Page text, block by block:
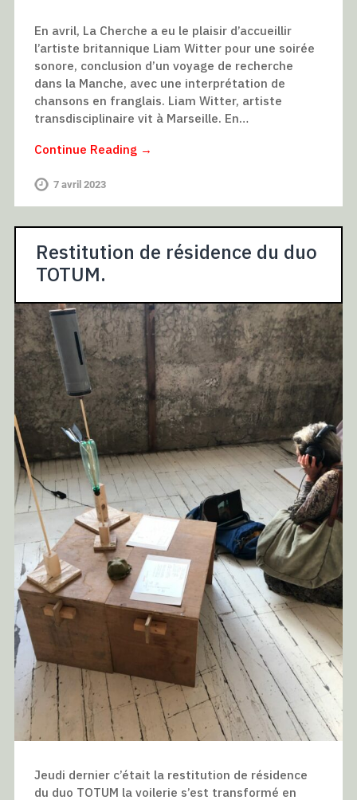
En avril, La Cherche a eu le plaisir d’accueillir
l’artiste britannique Liam Witter pour une soirée
sonore, conclusion d’un voyage de recherche
dans la Manche, avec une interprétation de
chansons en franglais. Liam Witter, artiste
transdisciplinaire vit à Marseille. En…
Continue Reading →
7 avril 2023
Restitution de résidence du duo
TOTUM.
Jeudi dernier c’était la restitution de résidence
du duo TOTUM la voilerie s’est transformé en